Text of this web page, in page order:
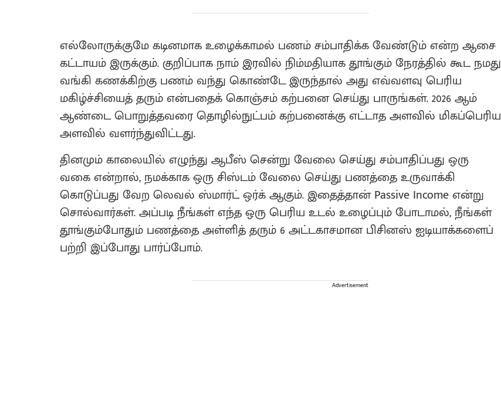
எல்லோருக்குமே கடினமாக உழைக்காமல் பணம் சம்பாதிக்க வேண்டும் என்ற ஆசை
கட்டாயம் இருக்கும். குறிப்பாக நாம் இரவில் நிம்மதியாக தூங்கும் நேரத்தில் கூட நமது
வங்கி கணக்கிற்கு பணம் வந்து கொண்டே இருந்தால் அது எவ்வளவு பெரிய
மகிழ்ச்சியைத் தரும் என்பதைக் கொஞ்சம் கற்பனை செய்து பாருங்கள். 2026 ஆம்
ஆண்டை பொறுத்தவரை தொழில்நுட்பம் கற்பனைக்கு எட்டாத அளவில் மிகப்பெரிய
அளவில் வளர்ந்துவிட்டது.
தினமும் காலையில் எழுந்து ஆபீஸ் சென்று வேலை செய்து சம்பாதிப்பது ஒரு
வகை என்றால், நமக்காக ஒரு சிஸ்டம் வேலை செய்து பணத்தை உருவாக்கி
கொடுப்பது வேற லெவல் ஸ்மார்ட் ஒர்க் ஆகும். இதைத்தான் Passive Income என்று
சொல்வார்கள். அப்படி நீங்கள் எந்த ஒரு பெரிய உடல் உழைப்பும் போடாமல், நீங்கள்
தூங்கும்போதும் பணத்தை அள்ளித் தரும் 6 அட்டகாசமான பிசினஸ் ஐடியாக்களைப்
பற்றி இப்போது பார்ப்போம்.
Advertisement